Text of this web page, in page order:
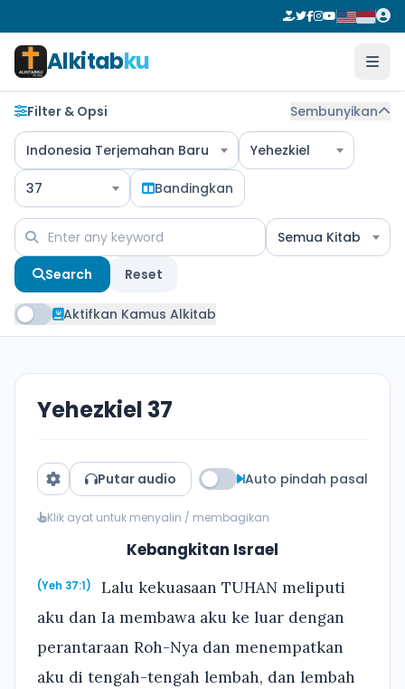
Alkitabku
Filter & Opsi Sembunyikan
Indonesia Terjemahan Baru Yehezkiel
37 Bandingkan
Semua Kitab
Search Reset
Aktifkan Kamus Alkitab
Yehezkiel 37
Putar audio Auto pindah pasal
Klik ayat untuk menyalin / membagikan
Kebangkitan Israel
(Yeh 37:1)
Lalu kekuasaan TUHAN meliputi
aku dan Ia membawa aku ke luar dengan
perantaraan Roh-Nya dan menempatkan
aku di tengah-tengah lembah, dan lembah